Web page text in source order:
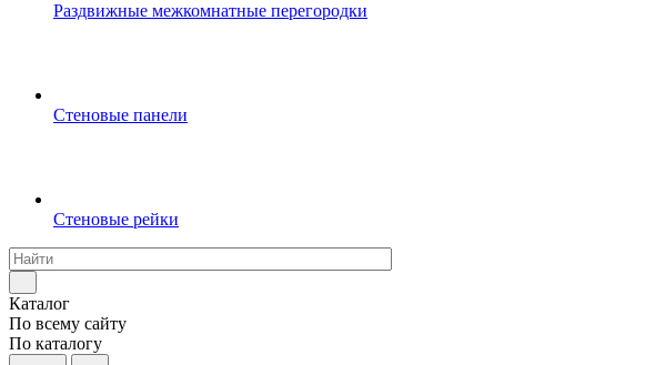
Раздвижные межкомнатные перегородки
Стеновые панели
Стеновые рейки
Каталог
По всему сайту
По каталогу